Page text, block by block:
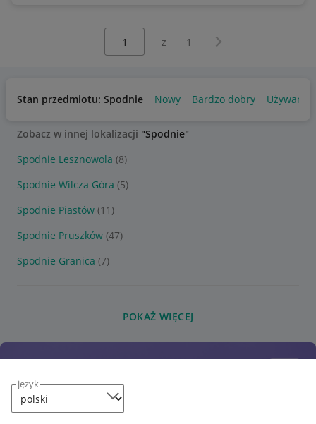
język
z 1 Następna strona
Stan przedmiotu: Spodnie Nowy Bardzo dobry Używany
Zobacz w innej lokalizacji "Spodnie"
Spodnie Lesznowola (8)
Spodnie Wilcza Góra (5)
Spodnie Piastów (11)
Spodnie Pruszków (47)
Spodnie Granica (7)
POKAŻ WIĘCEJ